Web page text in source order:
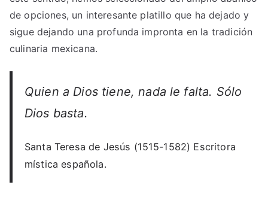
de opciones, un interesante platillo que ha dejado y
sigue dejando una profunda impronta en la tradición
culinaria mexicana.
Quien a Dios tiene, nada le falta. Sólo
Dios basta.
Santa Teresa de Jesús (1515-1582) Escritora
mística española.